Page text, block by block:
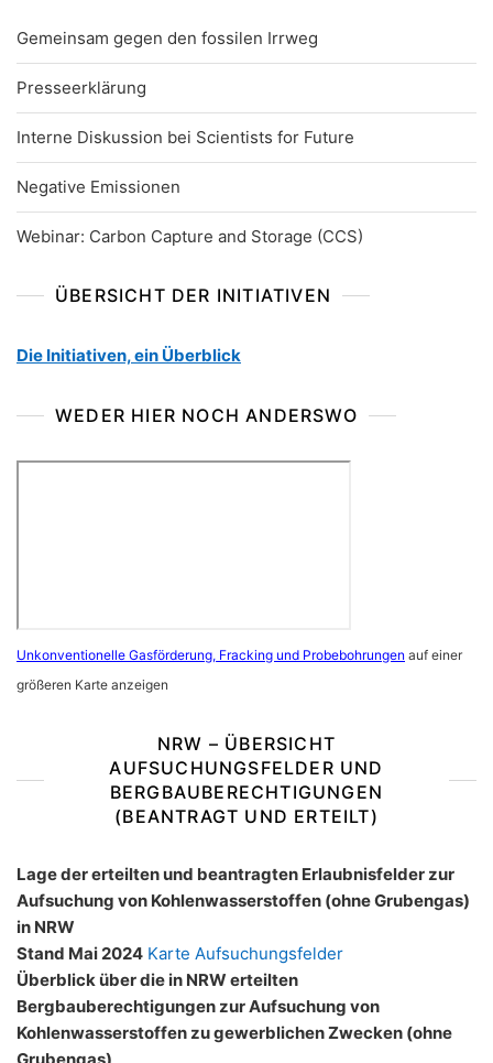
Gemeinsam gegen den fossilen Irrweg
Presseerklärung
Interne Diskussion bei Scientists for Future
Negative Emissionen
Webinar: Carbon Capture and Storage (CCS)
ÜBERSICHT DER INITIATIVEN
Die Initiativen, ein Überblick
WEDER HIER NOCH ANDERSWO
Unkonventionelle Gasförderung, Fracking und Probebohrungen auf einer
größeren Karte anzeigen
NRW – ÜBERSICHT
AUFSUCHUNGSFELDER UND
BERGBAUBERECHTIGUNGEN
(BEANTRAGT UND ERTEILT)
Lage der erteilten und beantragten Erlaubnisfelder zur
Aufsuchung von Kohlenwasserstoffen (ohne Grubengas)
in NRW
Stand Mai 2024 Karte Aufsuchungsfelder
Überblick über die in NRW erteilten
Bergbauberechtigungen zur Aufsuchung von
Kohlenwasserstoffen zu gewerblichen Zwecken (ohne